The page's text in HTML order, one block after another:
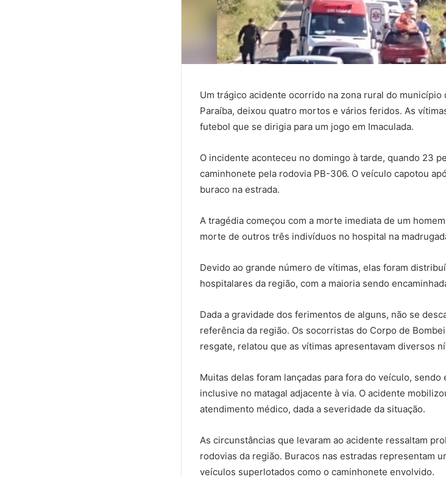
Um trágico acidente ocorrido na zona rural do município
Paraíba, deixou quatro mortos e vários feridos. As
futebol que se dirigia para um jogo em Imaculada.
O incidente aconteceu no domingo à tarde, quando 23
caminhonete pela rodovia PB-306. O veículo capotou
buraco na estrada.
A tragédia começou com a morte imediata de um
morte de outros três indivíduos no hospital na
Devido ao grande número de vítimas, elas foram
hospitalares da região, com a maioria sendo
Dada a gravidade dos ferimentos de alguns, não se
referência da região. Os socorristas do Corpo de
resgate, relatou que as vítimas apresentavam diversos
Muitas delas foram lançadas para fora do veículo, sendo
inclusive no matagal adjacente à via. O acidente
atendimento médico, dada a severidade da situação.
As circunstâncias que levaram ao acidente ressaltam
rodovias da região. Buracos nas estradas representam
veículos superlotados como o caminhonete envolvido.